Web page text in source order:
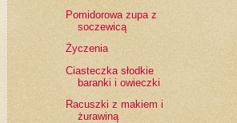
Pomidorowa zupa z
soczewicą
Życzenia
Ciasteczka słodkie
baranki i owieczki
Racuszki z makiem i
żurawiną